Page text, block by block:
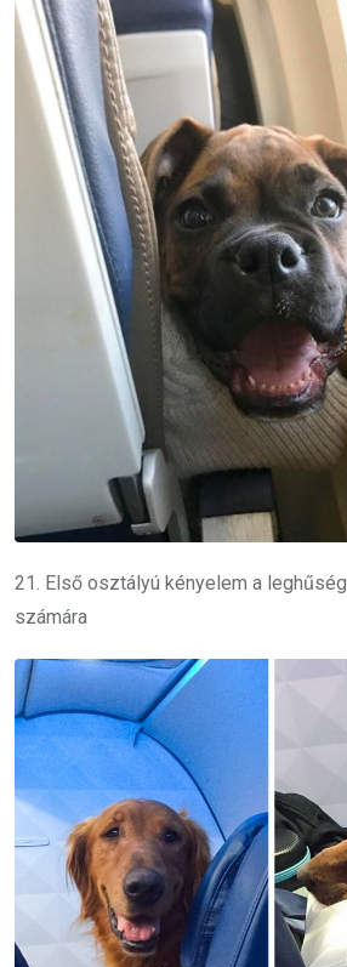
21. Első osztályú kényelem a
számára